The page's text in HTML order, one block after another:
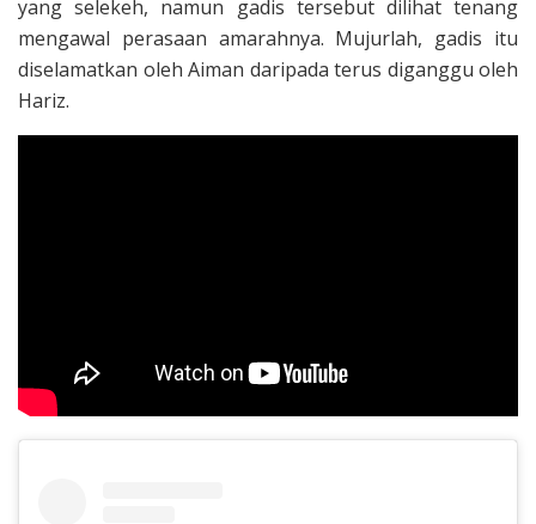
yang selekeh, namun gadis tersebut dilihat tenang
mengawal perasaan amarahnya. Mujurlah, gadis itu
diselamatkan oleh Aiman daripada terus diganggu oleh
Hariz.